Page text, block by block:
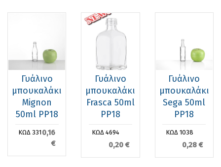
Γυάλινο
μπουκαλάκι
Mignon
50ml PP18
ΚΩΔ 331 0,16
€
Γυάλινο
μπουκαλάκι
Frasca 50ml
PP18
ΚΩΔ 4694
0,20 €
Γυάλινο
μπουκαλάκι
Sega 50ml
PP18
ΚΩΔ 1038
0,28 €